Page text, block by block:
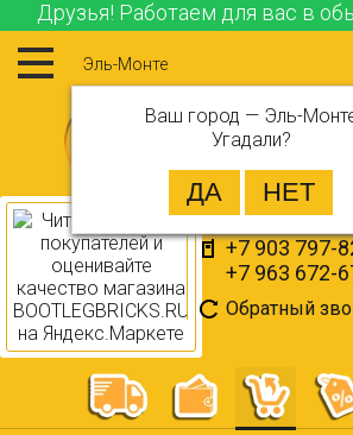
Друзья! Работаем для вас в
Эль-Монте
Ваш город — Эль-
Угадали?
+7 903 797-
+7 963 672-
Обратный